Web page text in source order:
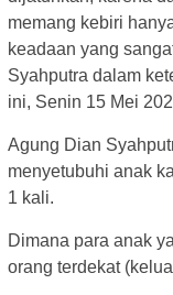
memang kebiri
keadaan yang
Syahputra dalam
ini, Senin 15 Mei
Agung Dian
menyetubuhi anak
1 kali.
Dimana para anak
orang terdekat